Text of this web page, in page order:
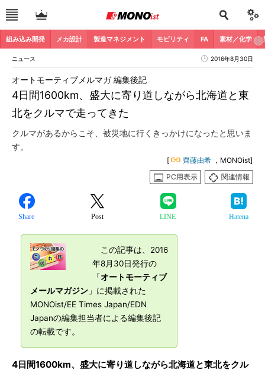
組み込み開発 メカ設計 製造マネジメント モビリティ FA 素材／化学
ニュース 2016年8月30日
4日間1600km、盛大に寄り道しながら北海道と東
北をクルマで走ってきた
オートモーティブメルマガ 編集後記
クルマがあるからこそ、被災地に行くきっかけになったと思いま
す。
[ 齊藤由希 ，MONOist]
PC用表示
関連情報
Share Post LINE Hatena
この記事は、2016
年8月30日発行の
「オートモーティブ
メールマガジン 」に掲載された
MONOist/EE Times Japan/EDN
Japanの編集担当者による編集後記
の転載です。
4日間1600km、盛大に寄り道しながら北海道と東北をクル